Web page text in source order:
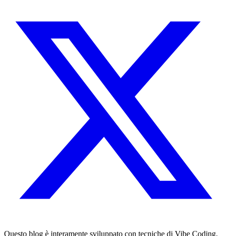
Questo blog è interamente sviluppato con tecniche di Vibe Coding.